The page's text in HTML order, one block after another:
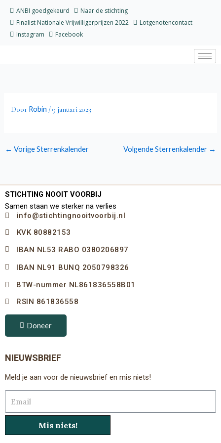
ANBI goedgekeurd
Naar de stichting
Finalist Nationale Vrijwilligerprijzen 2022
Lotgenotencontact
Instagram
Facebook
Door Robin /9 januari 2023
← Vorige Sterrenkalender Volgende Sterrenkalender →
STICHTING NOOIT VOORBIJ
Samen staan we sterker na verlies
info@stichtingnooitvoorbij.nl
KVK 80882153
IBAN NL53 RABO 0380206897
IBAN NL91 BUNQ 2050798326
BTW-nummer NL861836558B01
RSIN 861836558
Doneer
NIEUWSBRIEF
Meld je aan voor de nieuwsbrief en mis niets!
Mis niets!